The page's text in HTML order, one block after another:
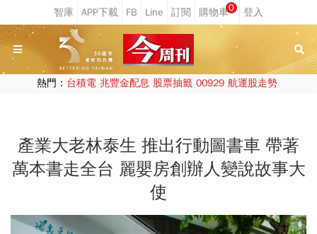
0
熱門： 台積電 兆豐金配息 股票抽籤 00929 航運股走勢
產業大老林泰生 推出行動圖書車 帶著
萬本書走全台 麗嬰房創辦人變說故事大
使